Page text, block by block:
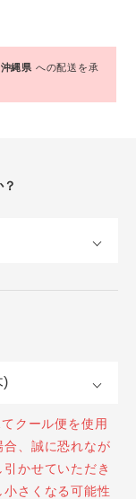
沖縄県 への配送を承
クール便を使用
合、誠に恐れなが
かせていただき
さくなる可能性